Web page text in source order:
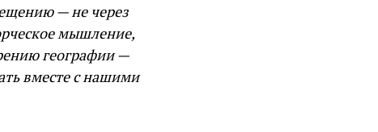
— не через
мышление,
географии —
вместе с нашими